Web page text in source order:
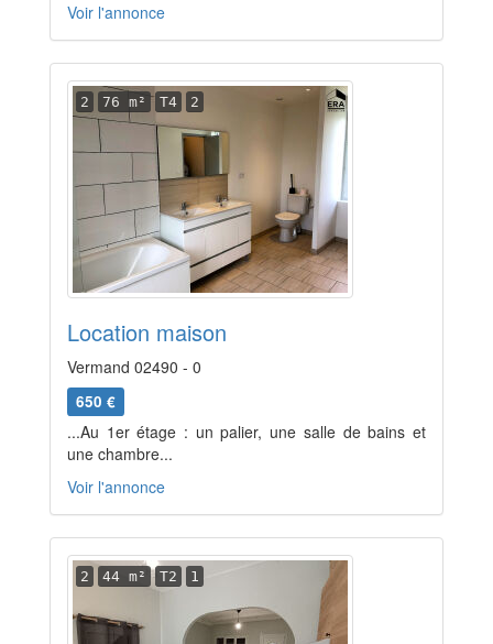
Voir l'annonce
2 76 m² T4 2
Location maison
Vermand 02490 - 0
650 €
...Au 1er étage : un palier, une salle de bains et
une chambre...
Voir l'annonce
2 44 m² T2 1